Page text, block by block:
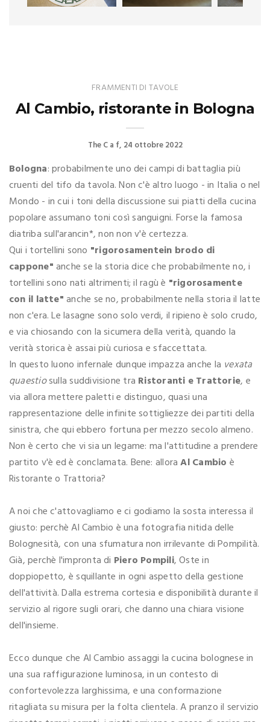
FRAMMENTI DI TAVOLE
Al Cambio, ristorante in Bologna
The C a f 24 ottobre 2022
Bologna: probabilmente uno dei campi di battaglia più
cruenti del tifo da tavola. Non c'è altro luogo - in Italia o nel
Mondo - in cui i toni della discussione sui piatti della cucina
popolare assumano toni così sanguigni. Forse la famosa
diatriba sull'arancin*, non non v'è certezza.
Qui i tortellini sono "rigorosamentein brodo di
cappone"anche se la storia dice che probabilmente no, i
tortellini sono nati altrimenti; il ragù è "rigorosamente
con il latte"anche se no, probabilmente nella storia il latte
non c'era. Le lasagne sono solo verdi, il ripieno è solo crudo,
e via chiosando con la sicumera della verità, quando la
verità storica è assai più curiosa e sfaccettata.
In questo luono infernale dunque impazza anche la vexata
quaestiosulla suddivisione tra Ristoranti e Trattorie, e
via allora mettere paletti e distinguo, quasi una
rappresentazione delle infinite sottigliezze dei partiti della
sinistra, che qui ebbero fortuna per mezzo secolo almeno.
Non è certo che vi sia un legame: ma l'attitudine a prendere
partito v'è ed è conclamata. Bene: alloraAl Cambio è
Ristorante o Trattoria?
A noi che c'attovagliamo e ci godiamo la sosta interessa il
giusto: perchè Al Cambio è una fotografia nitida delle
Bolognesità, con una sfumatura non irrilevante di Pompilità.
Già, perchè l'impronta di Piero Pompili, Oste in
doppiopetto, è squillante in ogni aspetto della gestione
dell'attività. Dalla estrema cortesia e disponibilità durante il
servizio al rigore sugli orari, che danno una chiara visione
dell'insieme.
Ecco dunque che Al Cambio assaggi la cucina bolognese in
una sua raffigurazione luminosa, in un contesto di
confortevolezza larghissima, e una conformazione
ritagliata su misura per la folta clientela. A pranzo il servizio